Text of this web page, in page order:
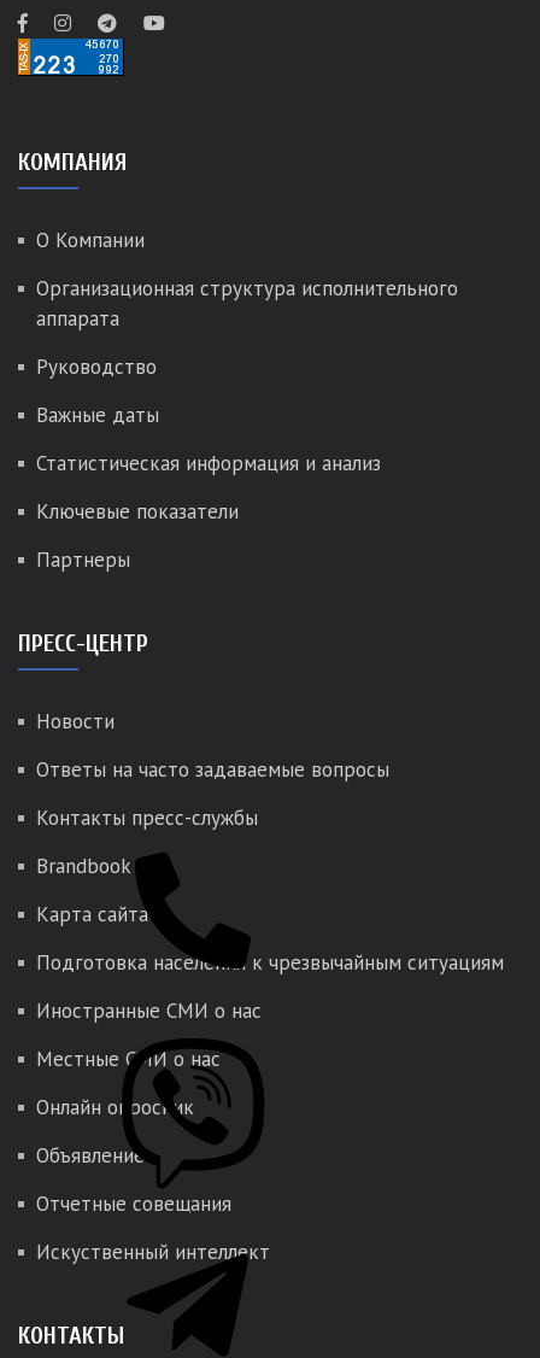
КОМПАНИЯ
О Компании
Организационная структура исполнительного
аппарата
Руководство
Важные даты
Статистическая информация и анализ
Ключевые показатели
Партнеры
ПРЕСС-ЦЕНТР
Новости
Ответы на часто задаваемые вопросы
Контакты пресс-службы
Brandbook
Карта сайта
Подготовка населения к чрезвычайным ситуациям
Иностранные СМИ о нас
Местные СМИ о нас
Онлайн опросник
Объявление
Отчетные совещания
Искуственный интеллект
КОНТАКТЫ